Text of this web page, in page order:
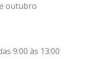
outubro
9:00 às 13:00